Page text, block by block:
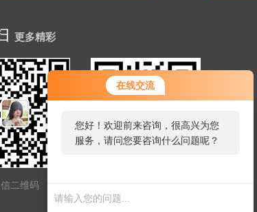
在线交流
您好！欢迎前来咨询，很高兴为您
服务，请问您要咨询什么问题呢？
更多精彩
二维码